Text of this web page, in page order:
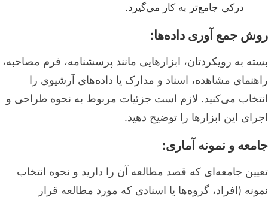
درکی جامع‌تر به کار می‌گیرد.
روش جمع آوری داده‌ها:
بسته به رویکردتان، ابزارهایی مانند پرسشنامه، فرم مصاحبه،
راهنمای مشاهده، اسناد و مدارک یا داده‌های آرشیوی را
انتخاب می‌کنید. لازم است جزئیات مربوط به نحوه طراحی و
اجرای این ابزارها را توضیح دهید.
جامعه و نمونه آماری:
تعیین جامعه‌ای که قصد مطالعه آن را دارید و نحوه انتخاب
نمونه (افراد، گروه‌ها یا اسنادی که مورد مطالعه قرار